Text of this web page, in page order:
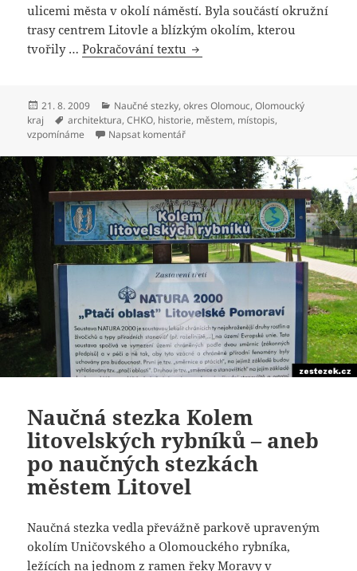
ulicemi města v okolí náměstí. Byla součástí okružní
trasy centrem Litovle a blízkým okolím, kterou
tvořily …Pokračování textu Naučná stezka Historická
Publikováno:
21. 8. 2009 Rubriky:
Naučné stezky,okres Olomouc,Olomoucký
kraj
Štítky:
architektura,CHKO, historie, městem, místopis,
vzpomínáme
Napsat komentář
Naučná stezka Kolem
litovelských rybníků – aneb
po naučných stezkách
městem Litovel
Naučná stezka vedla převážně parkově upraveným
okolím Uničovského a Olomouckého rybníka,
ležících na jednom z ramen řeky Moravy v